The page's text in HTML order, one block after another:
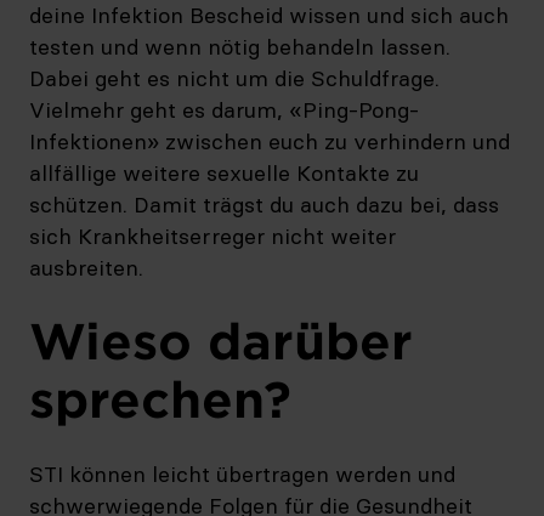
deine Infektion Bescheid wissen und sich auch
testen und wenn nötig behandeln lassen.
Dabei geht es nicht um die Schuldfrage.
Vielmehr geht es darum, «Ping-Pong-
Infektionen» zwischen euch zu verhindern und
allfällige weitere sexuelle Kontakte zu
schützen. Damit trägst du auch dazu bei, dass
sich Krankheitserreger nicht weiter
ausbreiten.
Wieso darüber
sprechen?
STI können leicht übertragen werden und
schwerwiegende Folgen für die Gesundheit